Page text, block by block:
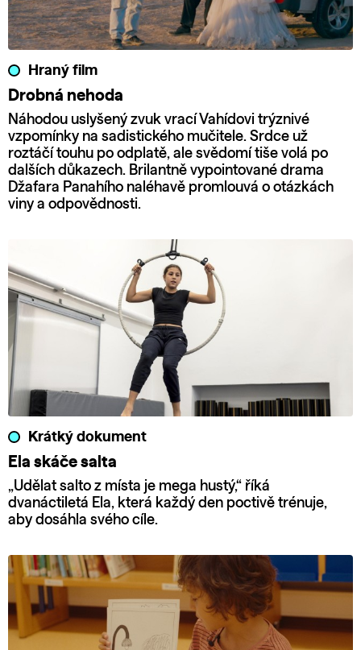
Hraný film
Drobná nehoda
Náhodou uslyšený zvuk vrací Vahídovi trýznivé
vzpomínky na sadistického mučitele. Srdce už
roztáčí touhu po odplatě, ale svědomí tiše volá po
dalších důkazech. Brilantně vypointované drama
Džafara Panahího naléhavě promlouvá o otázkách
viny a odpovědnosti.
Krátký dokument
Ela skáče salta
„Udělat salto z místa je mega hustý,“ říká
dvanáctiletá Ela, která každý den poctivě trénuje,
aby dosáhla svého cíle.